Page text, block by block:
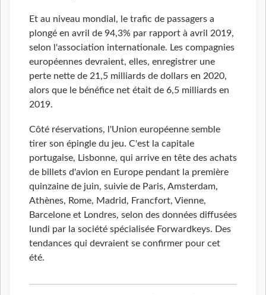
Et au niveau mondial, le trafic de passagers a
plongé en avril de 94,3% par rapport à avril 2019,
selon l'association internationale. Les compagnies
européennes devraient, elles, enregistrer une
perte nette de 21,5 milliards de dollars en 2020,
alors que le bénéfice net était de 6,5 milliards en
2019.
Côté réservations, l'Union européenne semble
tirer son épingle du jeu. C'est la capitale
portugaise, Lisbonne, qui arrive en tête des achats
de billets d'avion en Europe pendant la première
quinzaine de juin, suivie de Paris, Amsterdam,
Athènes, Rome, Madrid, Francfort, Vienne,
Barcelone et Londres, selon des données diffusées
lundi par la société spécialisée Forwardkeys. Des
tendances qui devraient se confirmer pour cet
été.